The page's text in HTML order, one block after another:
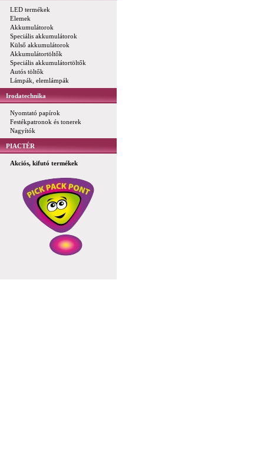
LED termékek
Elemek
Akkumulátorok
Speciális akkumulátorok
Külső akkumulátorok
Akkumulátortöltők
Speciális akkumulátortöltők
Autós töltők
Lámpák, elemlámpák
Irodatechnika
Nyomtató papírok
Festékpatronok és tonerek
Nagyítók
PIACTÉR
Akciós, kifutó termékek